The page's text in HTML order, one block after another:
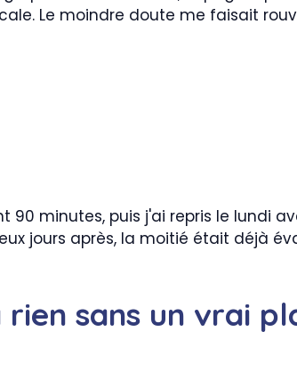
Le moindre doute me faisait
90 minutes, puis j'ai repris le lundi
jours après, la moitié était déjà
rien sans un vrai